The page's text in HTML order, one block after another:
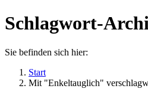
Schlagwort-
Sie befinden sich hier:
Start
Mit "Enkeltauglich"